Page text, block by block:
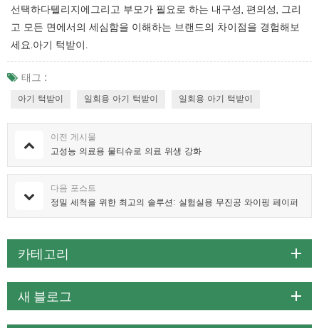
선택하다텔리지에그리고 부모가 필요로 하는 내구성, 편의성, 그리
고 모든 면에서의 세심함을 이해하는 브랜드의 차이점을 경험해보
세요.아기 턱받이.
태그 :
아기 턱받이 일회용 아기 턱받이 일회용 아기 턱받이
이전 게시물
고성능 의료용 물티슈로 의료 위생 강화
다음 포스트
정밀 세척을 위한 최고의 솔루션: 실험실용 무진공 와이핑 페이퍼
카테고리
새 블로그